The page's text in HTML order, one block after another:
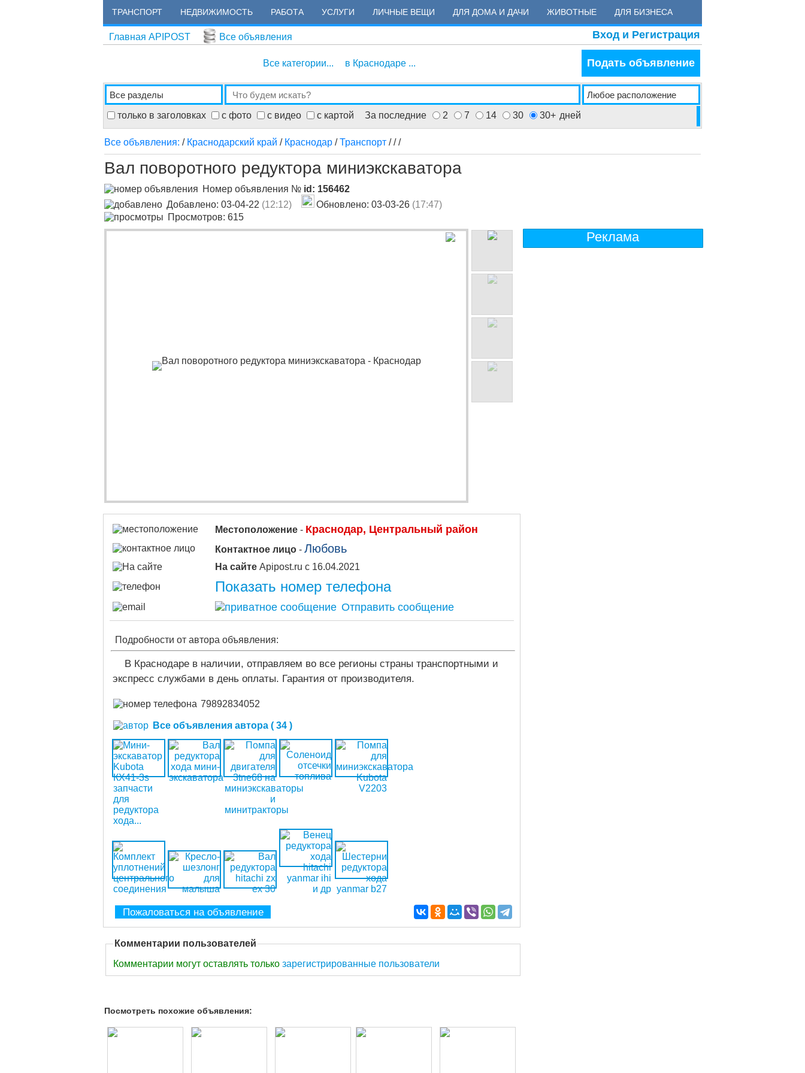
ТРАНСПОРТ НЕДВИЖИМОСТЬ РАБОТА УСЛУГИ ЛИЧНЫЕ ВЕЩИ ДЛЯ ДОМА И ДАЧИ ЖИВОТНЫЕ ДЛЯ БИЗНЕСА
Главная APIPOST Все объявления Вход и Регистрация
Все категории... в Краснодаре ... Подать объявление
только в заголовках с фото с видео с картой За последние 2 7 14 30 30+ дней
Все объявления: / Краснодарский край / Краснодар /Транспорт ///
Вал поворотного редуктора миниэкскаватора
Номер объявления № id: 156462
Добавлено: 03-04-22 (12:12) Обновлено: 03-03-26 (17:47)
Просмотров: 615
Местоположение - Краснодар, Центральный район
Контактное лицо - Любовь
На сайте Apipost.ru с 16.04.2021
Показать номер телефона
Отправить сообщение
Подробности от автора объявления:
В Краснодаре в наличии, отправляем во все регионы страны транспортными и
экспресс службами в день оплаты. Гарантия от производителя.
79892834052
Все объявления автора ( 34 )
Пожаловаться на объявление
Комментарии пользователей
Комментарии могут оставлять только зарегистрированные пользователи
Посмотреть похожие объявления:
Реклама